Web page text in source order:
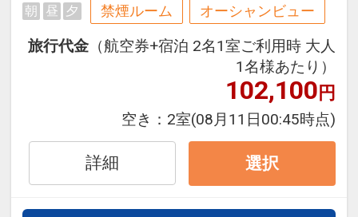
タイルや、ビーチハウスの木造を連
想させる白い木調の設えで、爽やか
で落ち着きのある客室を演出。
・宿泊者専用「スカイルーム（ラウ
ンジ）」にて、ソフトドリンク、ア
ルコールなどのフリードリンクサー
ビス。
（ソフトドリンク提供時間 10:00
朝 昼 夕 禁煙ルーム オーシャンビュー
旅行代金 （航空券+宿泊 2名1室ご利用時 大人
1名様あたり）
102,100円
空き： 2室(08月11日00:45時点)
詳細 選択